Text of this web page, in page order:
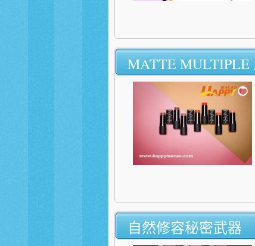
MATTE MULTIPLE
自然修容秘密武器